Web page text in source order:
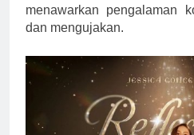
menawarkan pengalaman
dan mengujakan.